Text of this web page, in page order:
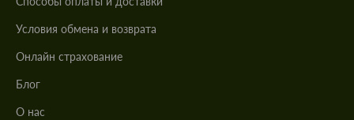
Условия обмена и возврата
Онлайн страхование
Блог
О нас